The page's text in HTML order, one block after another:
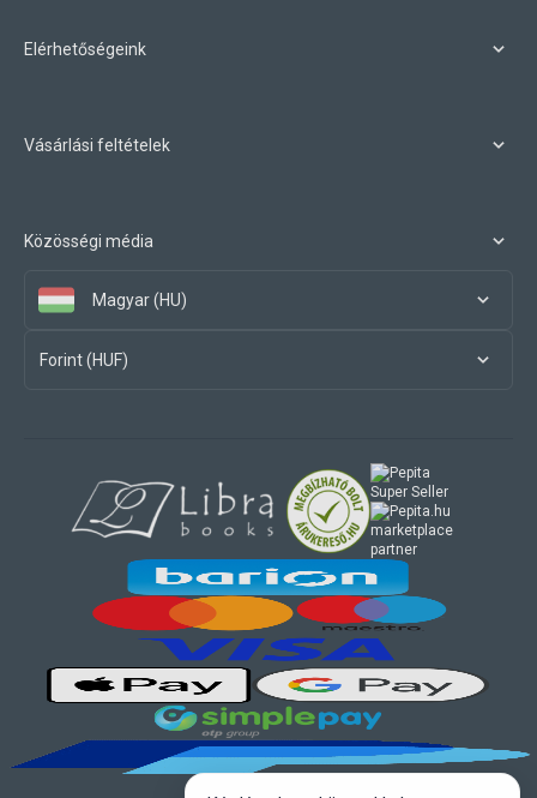
Elérhetőségeink
Vásárlási feltételek
Közösségi média
Magyar (HU)
Forint (HUF)
marketplace
partner